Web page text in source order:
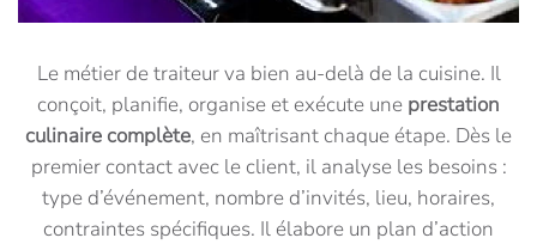
Le métier de traiteur va bien au-delà de la cuisine. Il
conçoit, planifie, organise et exécute une prestation
culinaire complète, en maîtrisant chaque étape. Dès le
premier contact avec le client, il analyse les besoins :
type d’événement, nombre d’invités, lieu, horaires,
contraintes spécifiques. Il élabore un plan d’action